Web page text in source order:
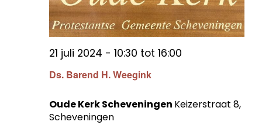
Ds. Barend H. Weegink
21 juli 2024 - 10:30 tot 16:00
Oude Kerk Scheveningen Keizerstraat 8,
Scheveningen